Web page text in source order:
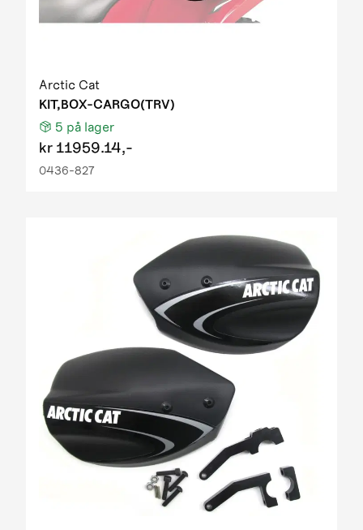
Arctic Cat
KIT,BOX-CARGO(TRV)
5 på lager
kr 11959.14,-
0436-827